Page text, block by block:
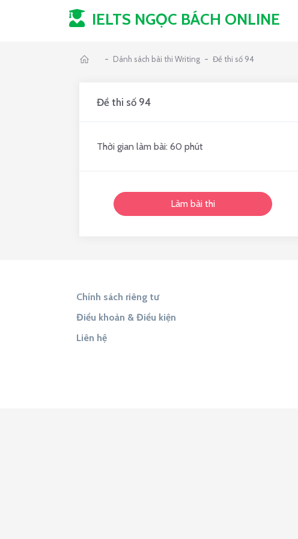
IELTS NGỌC BÁCH ONLINE
- Dánh sách bài thi Writing - Đề thi số 94
Đề thi số 94
Thời gian làm bài: 60 phút
Làm bài thi
Chính sách riêng tư
Điều khoản & Điều kiện
Liên hệ